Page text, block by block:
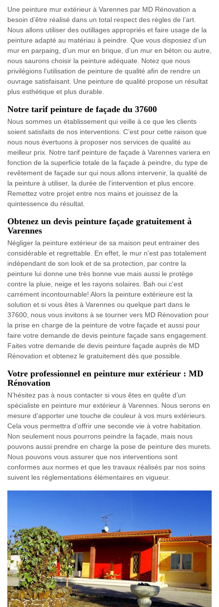
Une peinture mur extérieur à Varennes par MD Rénovation a
besoin d’être réalisé dans un total respect des règles de l’art.
Nous allons utiliser des outillages appropriés et faire usage de la
peinture adapté au matériau à peindre. Que vous disposiez d’un
mur en parpaing, d’un mur en brique, d’un mur en béton ou autre,
nous saurons choisir la peinture adéquate. Notez que nous
privilégions l’utilisation de peinture de qualité afin de rendre un
ouvrage satisfaisant. Une peinture de qualité propose un résultat
plus esthétique et plus durable.
Notre tarif peinture de façade du 37600
Nous sommes un établissement qui veille à ce que les clients
soient satisfaits de nos interventions. C’est pour cette raison que
nous nous évertuons à proposer nos services de qualité au
meilleur prix. Notre tarif peinture de façade à Varennes variera en
fonction de la superficie totale de la façade à peindre, du type de
revêtement de façade sur qui nous allons intervenir, la qualité de
la peinture à utiliser, la durée de l’intervention et plus encore.
Remettez votre projet entre nos mains et jouissez de la
quintessence du résultat.
Obtenez un devis peinture façade gratuitement à
Varennes
Négliger la peinture extérieur de sa maison peut entrainer des
considérable et regrettable. En effet, le mur n'est pas totalement
indépendant de son look et de sa protection, par contre la
peinture lui donne une très bonne vue mais aussi le protège
contre la pluie, neige et les rayons solaires. Bah oui c'est
carrément incontournable! Alors la peinture extérieure est la
solution et si vous êtes à Varennes ou quelque part dans le
37600, nous vous invitons à se tourner vers MD Rénovation pour
la prise en charge de la peinture de votre façade et aussi pour
faire votre demande de devis peinture façade sans engagement.
Faites votre demande de devis peinture façade auprès de MD
Rénovation et obtenez le gratuitement dès que possible.
Votre professionnel en peinture mur extérieur : MD
Rénovation
N’hésitez pas à nous contacter si vous êtes en quête d’un
spécialiste en peinture mur extérieur à Varennes. Nous serons en
mesure d’apporter une touche de couleur à vos murs extérieurs.
Cela vous permettra d’offrir une seconde vie à votre habitation.
Non seulement nous pourrons peindre la façade, mais nous
pouvons aussi prendre en charge la pose de peinture des murets.
Nous pouvons vous assurer que nos interventions sont
conformes aux normes et que les travaux réalisés par nos soins
suivent les réglementations élémentaires en vigueur.